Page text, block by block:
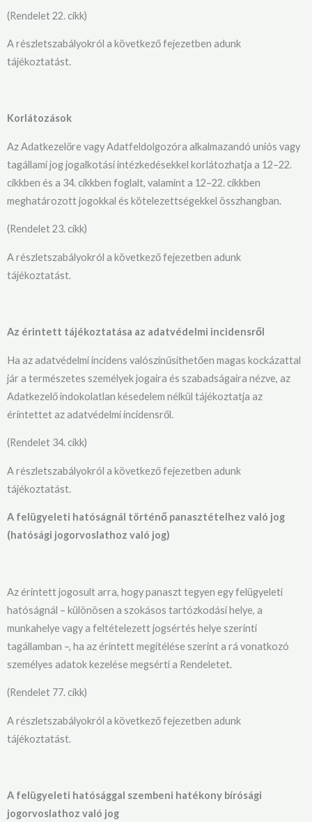
(Rendelet 22. cikk)
A részletszabályokról a következő fejezetben adunk
tájékoztatást.
Korlátozások
Az Adatkezelőre vagy Adatfeldolgozóra alkalmazandó uniós vagy
tagállami jog jogalkotási intézkedésekkel korlátozhatja a 12–22.
cikkben és a 34. cikkben foglalt, valamint a 12–22. cikkben
meghatározott jogokkal és kötelezettségekkel összhangban.
(Rendelet 23. cikk)
A részletszabályokról a következő fejezetben adunk
tájékoztatást.
Az érintett tájékoztatása az adatvédelmi incidensről
Ha az adatvédelmi incidens valószínűsíthetően magas kockázattal
jár a természetes személyek jogaira és szabadságaira nézve, az
Adatkezelő indokolatlan késedelem nélkül tájékoztatja az
érintettet az adatvédelmi incidensről.
(Rendelet 34. cikk)
A részletszabályokról a következő fejezetben adunk
tájékoztatást.
A felügyeleti hatóságnál történő panasztételhez való jog
(hatósági jogorvoslathoz való jog)
Az érintett jogosult arra, hogy panaszt tegyen egy felügyeleti
hatóságnál – különösen a szokásos tartózkodási helye, a
munkahelye vagy a feltételezett jogsértés helye szerinti
tagállamban –, ha az érintett megítélése szerint a rá vonatkozó
személyes adatok kezelése megsérti a Rendeletet.
(Rendelet 77. cikk)
A részletszabályokról a következő fejezetben adunk
tájékoztatást.
A felügyeleti hatósággal szembeni hatékony bírósági
jogorvoslathoz való jog